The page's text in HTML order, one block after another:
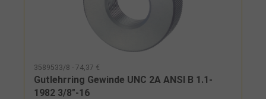
3589533/8 - 74,37 €
Gutlehrring Gewinde UNC 2A ANSI B 1.1-
1982 3/8"-16